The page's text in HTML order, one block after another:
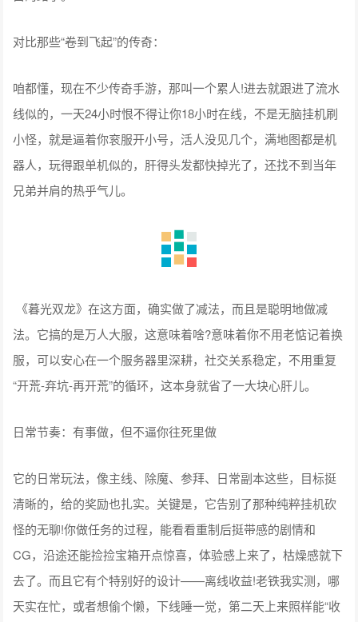
对比那些“卷到飞起”的传奇：
咱都懂，现在不少传奇手游，那叫一个累人!进去就跟进了流水
线似的，一天24小时恨不得让你18小时在线，不是无脑挂机刷
小怪，就是逼着你衮服开小号，活人没见几个，满地图都是机
器人，玩得跟单机似的，肝得头发都快掉光了，还找不到当年
兄弟并肩的热乎气儿。
《暮光双龙》在这方面，确实做了减法，而且是聪明地做减
法。它搞的是万人大服，这意味着啥?意味着你不用老惦记着换
服，可以安心在一个服务器里深耕，社交关系稳定，不用重复
“开荒-弃坑-再开荒”的循环，这本身就省了一大块心肝儿。
日常节奏：有事做，但不逼你往死里做
它的日常玩法，像主线、除魔、参拜、日常副本这些，目标挺
清晰的，给的奖励也扎实。关键是，它告别了那种纯粹挂机砍
怪的无聊!你做任务的过程，能看看重制后挺带感的剧情和
CG，沿途还能捡捡宝箱开点惊喜，体验感上来了，枯燥感就下
去了。而且它有个特别好的设计——离线收益!老铁我实测，哪
天实在忙，或者想偷个懒，下线睡一觉，第二天上来照样能“收